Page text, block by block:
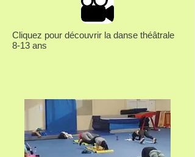
Cliquez pour découvrir la danse théâtrale
8-13 ans